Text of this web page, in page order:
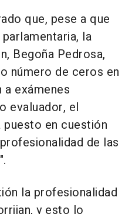
que, pese a que
la
Begoña Pedrosa,
número de ceros en
exámenes
evaluador, el
puesto en cuestión
de las
la profesionalidad
y esto lo